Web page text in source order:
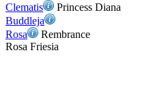
Clematis
Princess Diana
Buddleja
Rosa
Rembrance
Rosa Friesia